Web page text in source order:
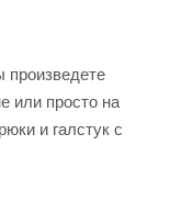
или просто на
и галстук с